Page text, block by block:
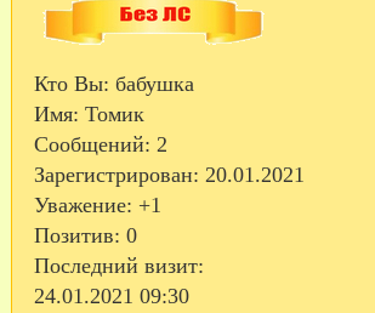
Кто Вы: бабушка
Имя: Томик
Сообщений: 2
Зарегистрирован: 20.01.2021
Уважение: +1
Позитив: 0
Последний визит:
24.01.2021 09:30